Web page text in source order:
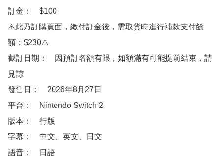
訂金：　$100
⚠️此乃訂購頁面，繳付訂金後，需取貨時進行補款支付餘
額：$230⚠️
截訂日期：　因預訂名額有限，如額滿有可能提前結束，請
見諒
發售日：　2026年8月27日
平台：　Nintendo Switch 2
版本：　行版
字幕：　中文、英文、日文
語音：　日語